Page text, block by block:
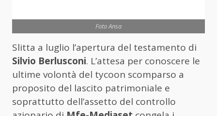
Foto Ansa
Slitta a luglio l’apertura del testamento di
Silvio Berlusconi. L’attesa per conoscere le
ultime volontà del tycoon scomparso a
proposito del lascito patrimoniale e
soprattutto dell’assetto del controllo